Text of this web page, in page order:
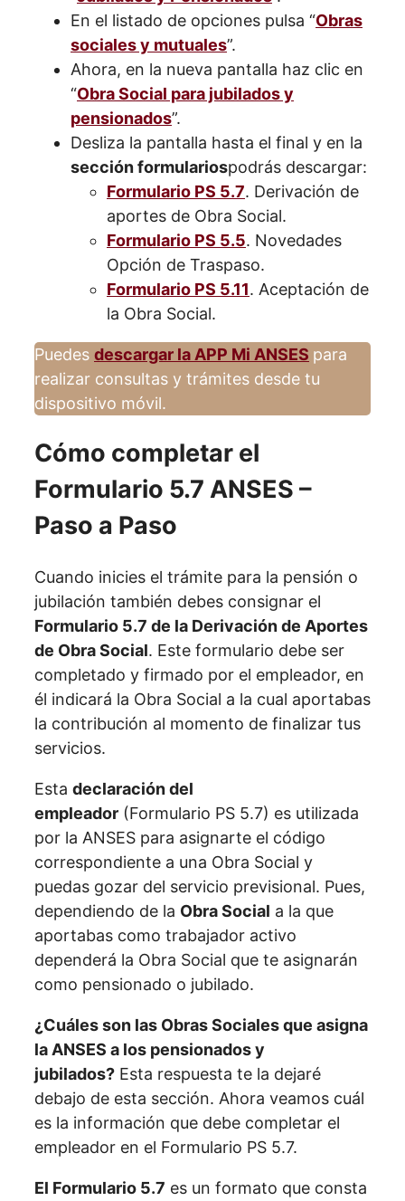
En el listado de opciones pulsa “Obras
sociales y mutuales”.
Ahora, en la nueva pantalla haz clic en
“Obra Social para jubilados y
pensionados”.
Desliza la pantalla hasta el final y en la
sección formulariospodrás descargar:
Formulario PS 5.7. Derivación de
aportes de Obra Social.
Formulario PS 5.5. Novedades
Opción de Traspaso.
Formulario PS 5.11. Aceptación de
la Obra Social.
Puedes descargar la APP Mi ANSES para
realizar consultas y trámites desde tu
dispositivo móvil.
Cómo completar el
Formulario 5.7 ANSES –
Paso a Paso
Cuando inicies el trámite para la pensión o
jubilación también debes consignar el
Formulario 5.7 de la Derivación de Aportes
de Obra Social. Este formulario debe ser
completado y firmado por el empleador, en
él indicará la Obra Social a la cual aportabas
la contribución al momento de finalizar tus
servicios.
Esta declaración del
empleador (Formulario PS 5.7) es utilizada
por la ANSES para asignarte el código
correspondiente a una Obra Social y
puedas gozar del servicio previsional. Pues,
dependiendo de la Obra Social a la que
aportabas como trabajador activo
dependerá la Obra Social que te asignarán
como pensionado o jubilado.
¿Cuáles son las Obras Sociales que asigna
la ANSES a los pensionados y
jubilados? Esta respuesta te la dejaré
debajo de esta sección. Ahora veamos cuál
es la información que debe completar el
empleador en el Formulario PS 5.7.
El Formulario 5.7 es un formato que consta